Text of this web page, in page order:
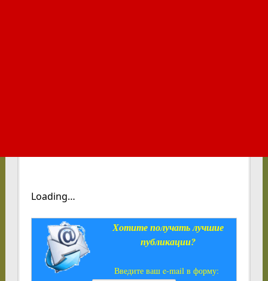
Loading…
Хотите получать лучшие
публикации?
Введите ваш e-mail в форму: